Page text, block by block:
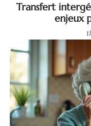
Transfert
enjeux